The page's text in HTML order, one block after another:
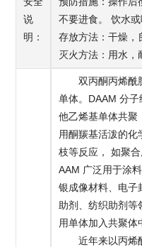
说
明：
不要进食。 饮水
存放方法：干燥，
灭火方法：用水，
双丙酮丙烯酰胺
单体。DAAM 分
他乙烯基单体共聚
用酮羰基活泼的
枝等反应， 如聚
AAM 广泛用于涂
银成像材料、电子
助剂、纺织助剂等
用单体加入共聚体
近年来以丙烯酸